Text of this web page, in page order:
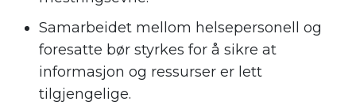
Samarbeidet mellom helsepersonell og
foresatte bør styrkes for å sikre at
informasjon og ressurser er lett
tilgjengelige.